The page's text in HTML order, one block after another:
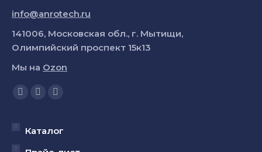
info@anrotech.ru
141006, Московская обл., г. Мытищи,
Олимпийский проспект 15к13
Мы на Ozon
Ищите нас:
Страница
открывается
Страница
открывается
Страница
открывается
Каталог